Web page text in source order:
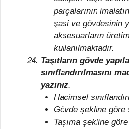
parçalarının
şasi ve gövdesinin
aksesuarların
kullanılmaktadır.
Taşıtların gövde
sınıflandırılmasını
yazınız.
Hacimsel
Gövde şekline göre
Taşıma şekline göre